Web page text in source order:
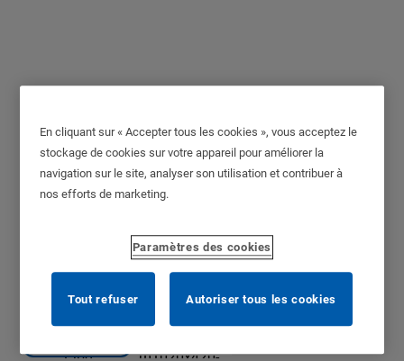
Code-Handle® à Plaque
(DIN standard)
En cliquant sur « Accepter tous les cookies », vous acceptez le
stockage de cookies sur votre appareil pour améliorer la
navigation sur le site, analyser son utilisation et contribuer à
nos efforts de marketing.
Paramètres des cookies
Tout refuser Autoriser tous les cookies